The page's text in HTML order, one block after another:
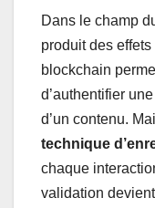
Dans le champ
produit des
blockchain
d’authentifier
d’un contenu.
technique
chaque
validation